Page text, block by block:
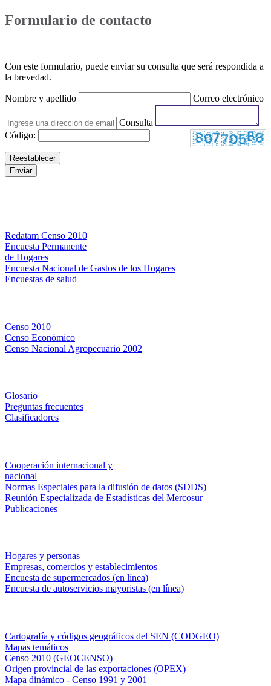
Formulario de contacto
Con este formulario, puede enviar su consulta que será respondida a
la brevedad.
Nombre y apellido Correo electrónico
Consulta
Código:
Redatam Censo 2010
Encuesta Permanente
de Hogares
Encuesta Nacional de Gastos de los Hogares
Encuestas de salud
Censo 2010
Censo Económico
Censo Nacional Agropecuario 2002
Glosario
Preguntas frecuentes
Clasificadores
Cooperación internacional y
nacional
Normas Especiales para la difusión de datos (SDDS)
Reunión Especializada de Estadísticas del Mercosur
Publicaciones
Hogares y personas
Empresas, comercios y establecimientos
Encuesta de supermercados (en línea)
Encuesta de autoservicios mayoristas (en línea)
Cartografía y códigos geográficos del SEN (CODGEO)
Mapas temáticos
Censo 2010 (GEOCENSO)
Origen provincial de las exportaciones (OPEX)
Mapa dinámico - Censo 1991 y 2001